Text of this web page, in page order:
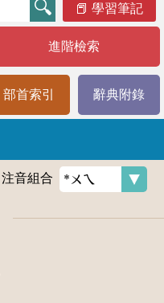
學習筆記
進階檢索
部首索引 辭典附錄
注音組合